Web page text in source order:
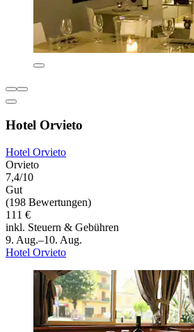
Hotel Orvieto
Hotel Orvieto
Orvieto
7,4/10
Gut
(198 Bewertungen)
111 €
inkl. Steuern & Gebühren
9. Aug.–10. Aug.
Hotel Orvieto